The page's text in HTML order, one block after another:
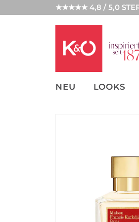
★★★★★ 4,8 / 5,0
NEU LOOKS
NEW IN
WEDDING